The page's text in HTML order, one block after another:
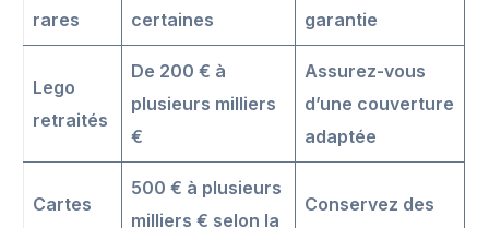
rares
certaines
garantie
Lego
retraités
De 200 € à
plusieurs milliers
€
Assurez-vous
d’une couverture
adaptée
Cartes
500 € à plusieurs
milliers € selon la
Conservez des